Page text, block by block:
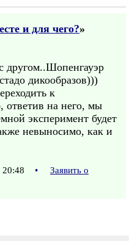
и для чего?»
другом..Шопенгауэр
дикообразов)))
к
ответив на него, мы
эксперимент будет
невыносимо, как и
20:48 •
Заявить о